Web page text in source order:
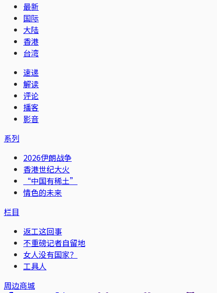
最新
国际
大陆
香港
台湾
速递
解读
评论
播客
影音
系列
2026伊朗战争
香港世纪大火
“中国有稀土”
情色的未来
栏目
返工这回事
不重磅记者自留地
女人没有国家？
工具人
周边商城